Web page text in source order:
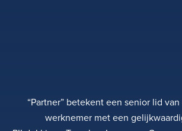
“Partner” betekent een senior lid
werknemer met een